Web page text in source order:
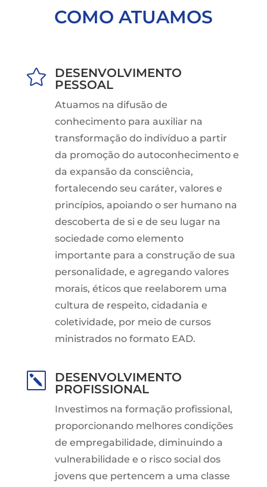
COMO ATUAMOS

DESENVOLVIMENTO
PESSOAL
Atuamos na difusão de
conhecimento para auxiliar na
transformação do indivíduo a partir
da promoção do autoconhecimento e
da expansão da consciência,
fortalecendo seu caráter, valores e
princípios, apoiando o ser humano na
descoberta de si e de seu lugar na
sociedade como elemento
importante para a construção de sua
personalidade, e agregando valores
morais, éticos que reelaborem uma
cultura de respeito, cidadania e
coletividade, por meio de cursos
ministrados no formato EAD.
k
DESENVOLVIMENTO
PROFISSIONAL
Investimos na formação profissional,
proporcionando melhores condições
de empregabilidade, diminuindo a
vulnerabilidade e o risco social dos
jovens que pertencem a uma classe